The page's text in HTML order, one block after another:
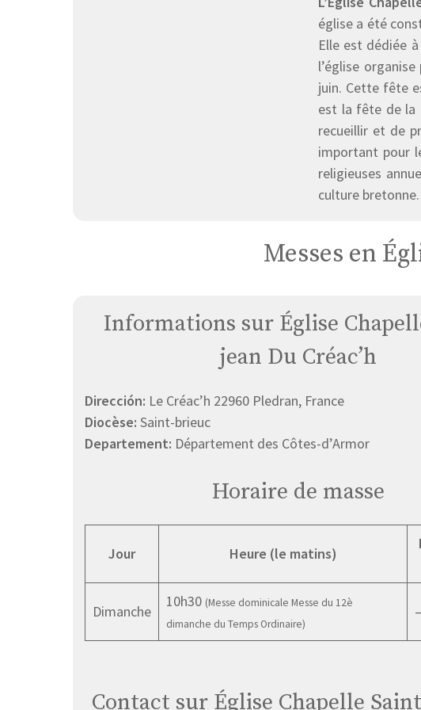
église a été
Elle est dédiée
l’église
juin. Cette fête
est la fête de la
recueillir et de
important pour
religieuses
culture bretonne.
Messes en
Informations sur Église
jean Du Créac’h
Dirección: Le Créac’h 22960 Pledran, France
Diocèse: Saint-brieuc
Departement: Département des Côtes-d’Armor
Horaire de masse
Jour Heure (le matins)
Dimanche
10h30 (Messe dominicale Messe du 12è
dimanche du Temps Ordinaire)
–
Contact sur Église Chapelle